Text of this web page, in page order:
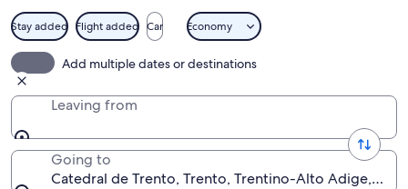
Stay added Flight added Car Economy
Add multiple dates or destinations
Leaving from
Going to
Catedral de Trento, Trento, Trentino-Alto Adige, Italia